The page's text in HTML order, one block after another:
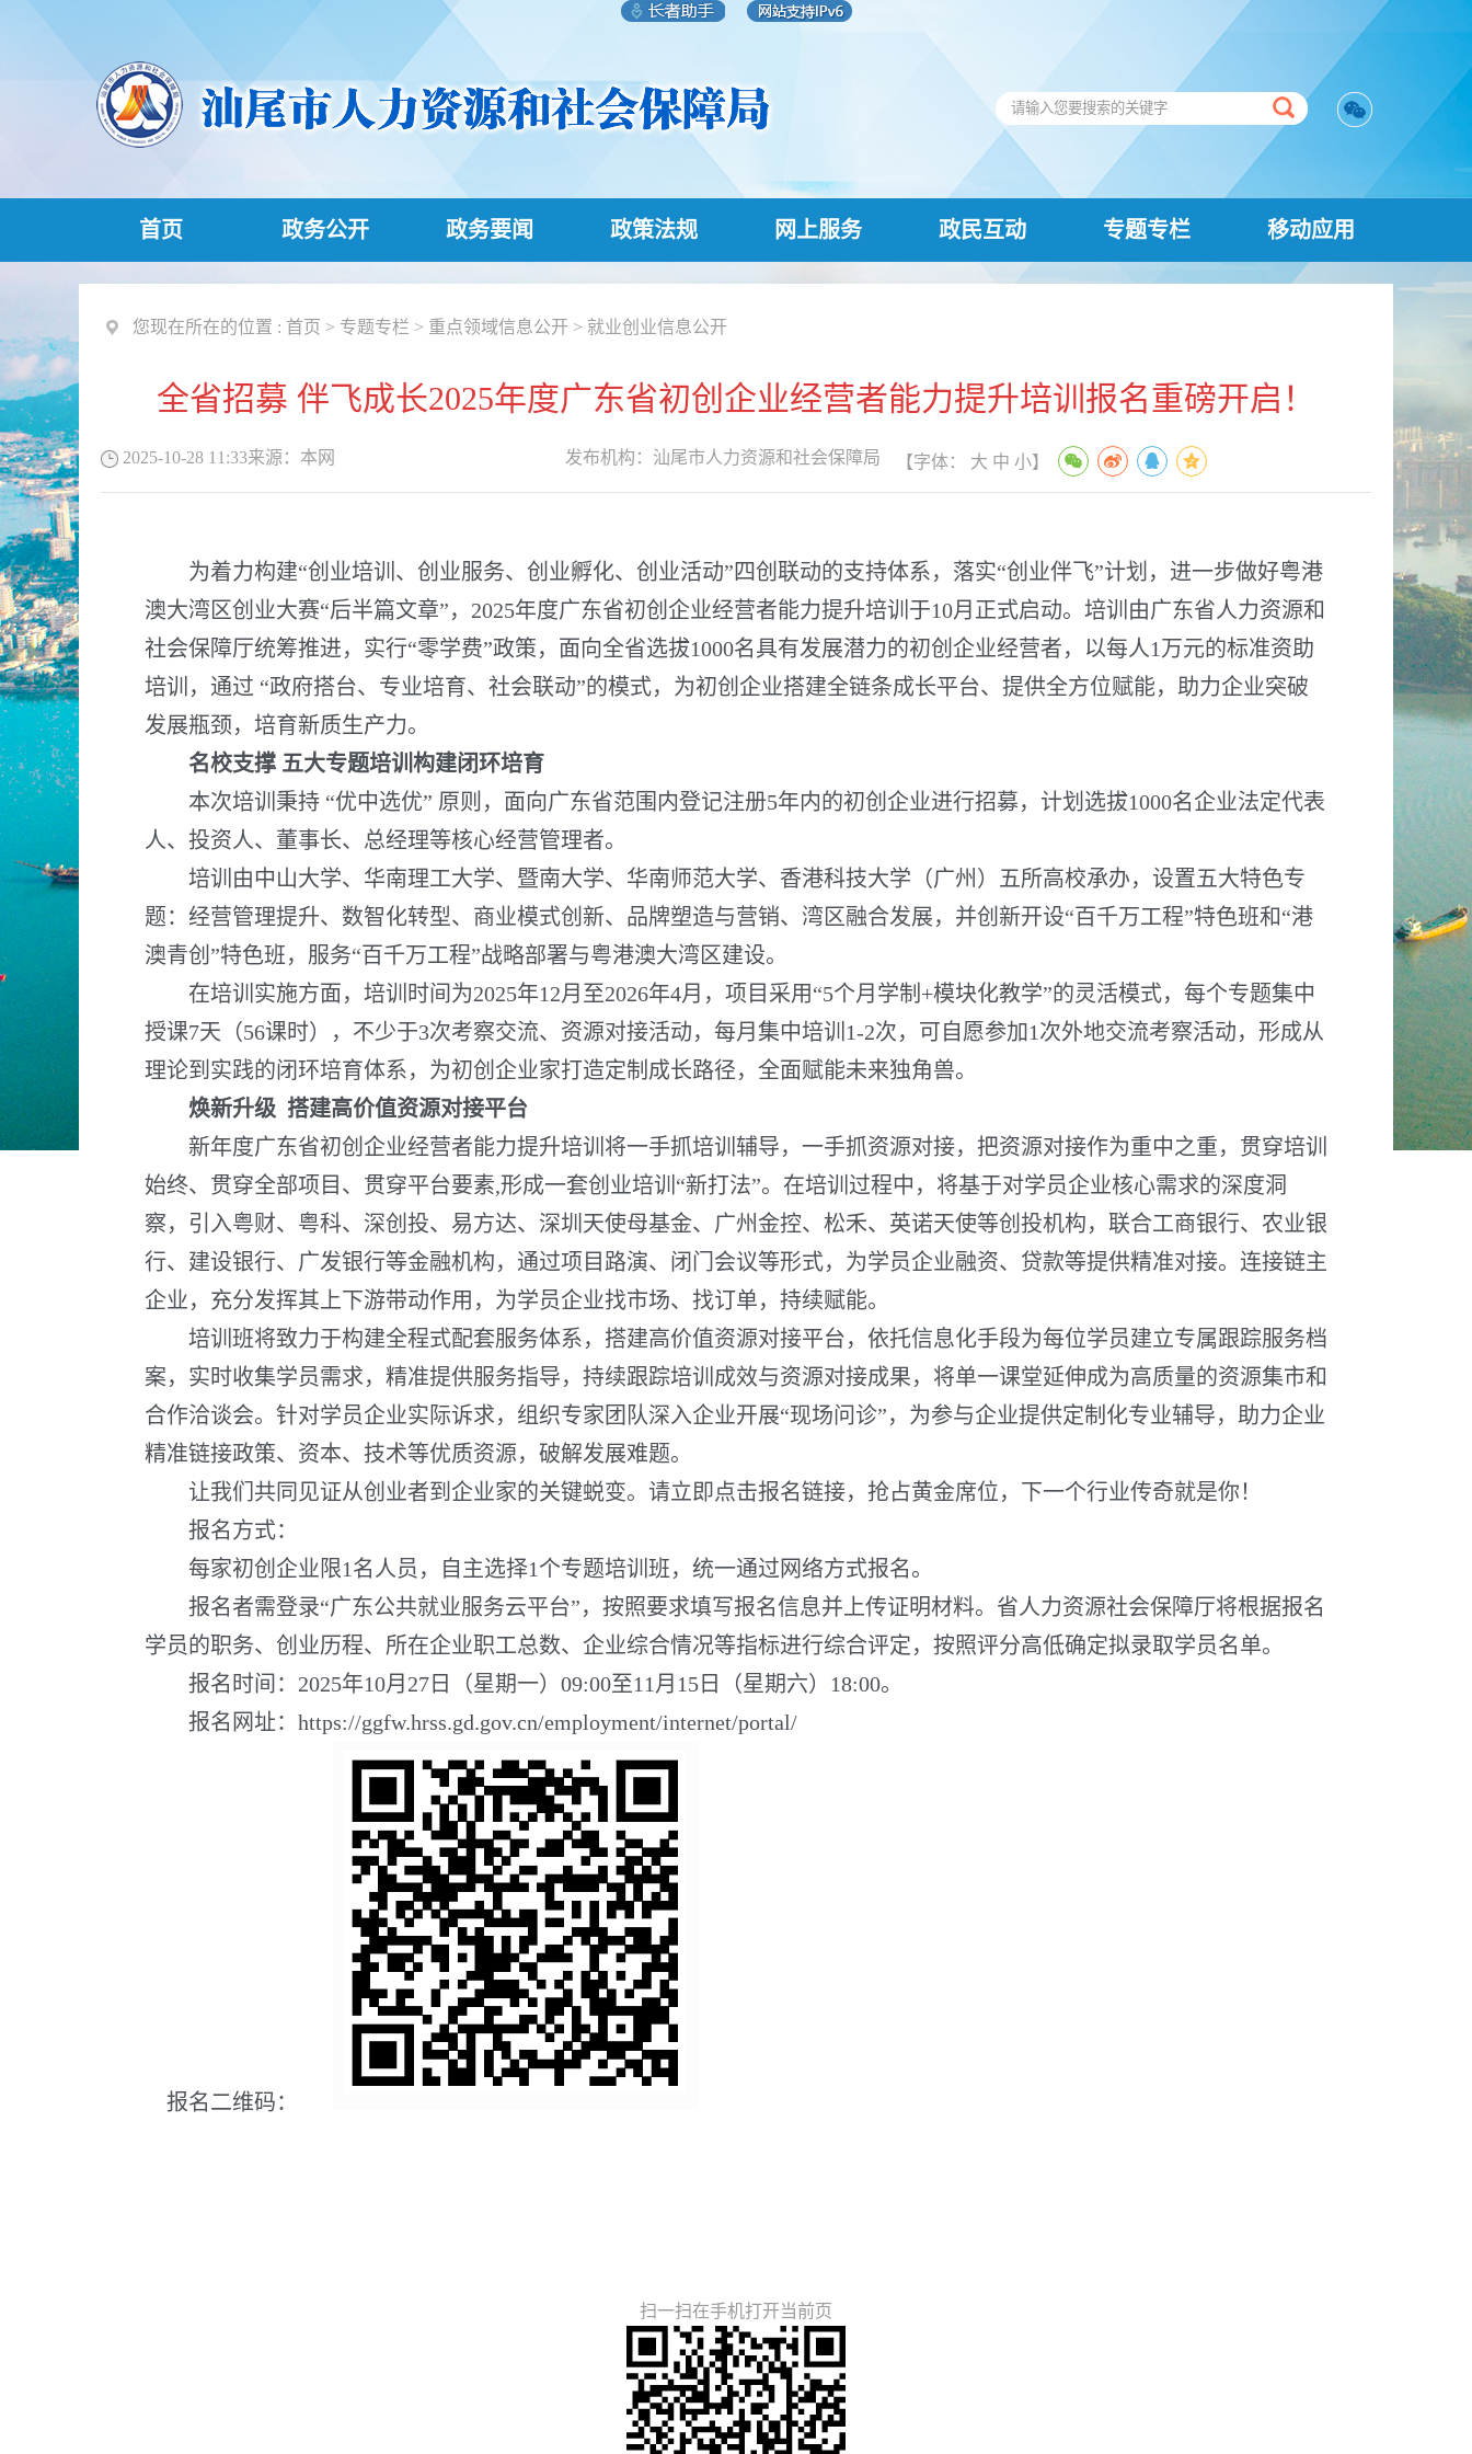
首页 政务公开 政务要闻 政策法规 网上服务 政民互动 专题专栏 移动应用
您现在所在的位置 : 首页 > 专题专栏 > 重点领域信息公开 > 就业创业信息公开
全省招募 伴飞成长2025年度广东省初创企业经营者能力提升培训报名重磅开启！
2025-10-28 11:33来源： 本网 发布机构： 汕尾市人力资源和社会保障局 【字体： 大 中 小】
为着力构建“创业培训、创业服务、创业孵化、创业活动”四创联动的支持体系，落实“创业伴飞”计划，进一步做好粤港
澳大湾区创业大赛“后半篇文章”，2025年度广东省初创企业经营者能力提升培训于10月正式启动。培训由广东省人力资源和
社会保障厅统筹推进，实行“零学费”政策，面向全省选拔1000名具有发展潜力的初创企业经营者，以每人1万元的标准资助
培训，通过 “政府搭台、专业培育、社会联动”的模式，为初创企业搭建全链条成长平台、提供全方位赋能，助力企业突破
发展瓶颈，培育新质生产力。
名校支撑 五大专题培训构建闭环培育
本次培训秉持 “优中选优” 原则，面向广东省范围内登记注册5年内的初创企业进行招募，计划选拔1000名企业法定代表
人、投资人、董事长、总经理等核心经营管理者。
培训由中山大学、华南理工大学、暨南大学、华南师范大学、香港科技大学（广州）五所高校承办，设置五大特色专
题：经营管理提升、数智化转型、商业模式创新、品牌塑造与营销、湾区融合发展，并创新开设“百千万工程”特色班和“港
澳青创”特色班，服务“百千万工程”战略部署与粤港澳大湾区建设。
在培训实施方面，培训时间为2025年12月至2026年4月，项目采用“5个月学制+模块化教学”的灵活模式，每个专题集中
授课7天（56课时），不少于3次考察交流、资源对接活动，每月集中培训1-2次，可自愿参加1次外地交流考察活动，形成从
理论到实践的闭环培育体系，为初创企业家打造定制成长路径，全面赋能未来独角兽。
焕新升级 搭建高价值资源对接平台
新年度广东省初创企业经营者能力提升培训将一手抓培训辅导，一手抓资源对接，把资源对接作为重中之重，贯穿培训
始终、贯穿全部项目、贯穿平台要素,形成一套创业培训“新打法”。在培训过程中，将基于对学员企业核心需求的深度洞
察，引入粤财、粤科、深创投、易方达、深圳天使母基金、广州金控、松禾、英诺天使等创投机构，联合工商银行、农业银
行、建设银行、广发银行等金融机构，通过项目路演、闭门会议等形式，为学员企业融资、贷款等提供精准对接。连接链主
企业，充分发挥其上下游带动作用，为学员企业找市场、找订单，持续赋能。
培训班将致力于构建全程式配套服务体系，搭建高价值资源对接平台，依托信息化手段为每位学员建立专属跟踪服务档
案，实时收集学员需求，精准提供服务指导，持续跟踪培训成效与资源对接成果，将单一课堂延伸成为高质量的资源集市和
合作洽谈会。针对学员企业实际诉求，组织专家团队深入企业开展“现场问诊”，为参与企业提供定制化专业辅导，助力企业
精准链接政策、资本、技术等优质资源，破解发展难题。
让我们共同见证从创业者到企业家的关键蜕变。请立即点击报名链接，抢占黄金席位，下一个行业传奇就是你！
报名方式：
每家初创企业限1名人员，自主选择1个专题培训班，统一通过网络方式报名。
报名者需登录“广东公共就业服务云平台”，按照要求填写报名信息并上传证明材料。省人力资源社会保障厅将根据报名
学员的职务、创业历程、所在企业职工总数、企业综合情况等指标进行综合评定，按照评分高低确定拟录取学员名单。
报名时间：2025年10月27日（星期一）09:00至11月15日（星期六）18:00。
报名网址：https://ggfw.hrss.gd.gov.cn/employment/internet/portal/
报名二维码：
扫一扫在手机打开当前页